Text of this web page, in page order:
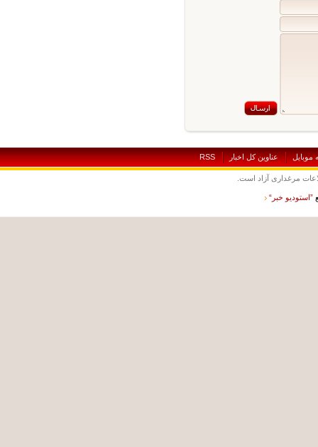
عناوين کل اخبار RSS
مرغداری آزاد است.
خبر“